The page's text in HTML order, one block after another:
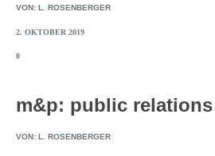
VON: L. ROSENBERGER
2. OKTOBER 2019
0
m&p: public relations
VON: L. ROSENBERGER